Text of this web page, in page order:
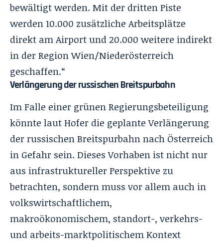
bewältigt werden. Mit der dritten Piste
werden 10.000 zusätzliche Arbeitsplätze
direkt am Airport und 20.000 weitere indirekt
in der Region Wien/Niederösterreich
geschaffen.“
Verlängerung der russischen Breitspurbahn
Im Falle einer grünen Regierungsbeteiligung
könnte laut Hofer die geplante Verlängerung
der russischen Breitspurbahn nach Österreich
in Gefahr sein. Dieses Vorhaben ist nicht nur
aus infrastruktureller Perspektive zu
betrachten, sondern muss vor allem auch in
volkswirtschaftlichem,
makroökonomischem, standort-, verkehrs-
und arbeits-marktpolitischem Kontext